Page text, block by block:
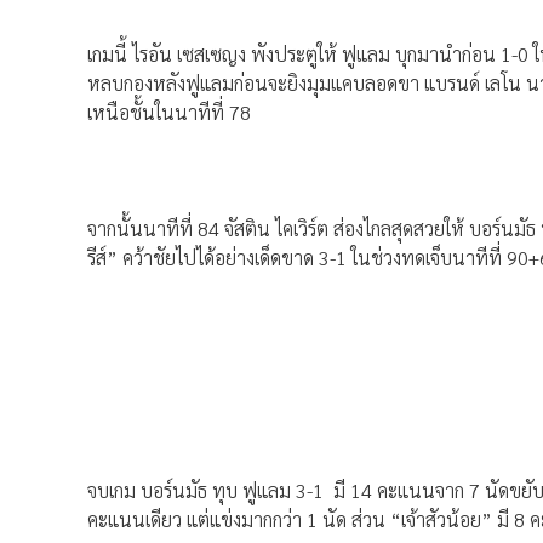
เกมนี้ ไรอัน เซสเซญง พังประตูให้ ฟูแลม บุกมานำก่อน 1-0
หลบกองหลังฟูแลมก่อนจะยิงมุมแคบลอดขา แบรนด์ เลโน น
เหนือชั้นในนาทีที่ 78
จากนั้นนาทีที่ 84 จัสติน ไคเวิร์ต ส่องไกลสุดสวยให้ บอร์นมั
รีส์” คว้าชัยไปได้อย่างเด็ดขาด 3-1 ในช่วงทดเจ็บนาทีที่
จบเกม บอร์นมัธ ทุบ ฟูแลม 3-1 มี 14 คะแนนจาก 7 นัดขยั
คะแนนเดียว แต่แข่งมากกว่า 1 นัด ส่วน “เจ้าสัวน้อย” มี 8